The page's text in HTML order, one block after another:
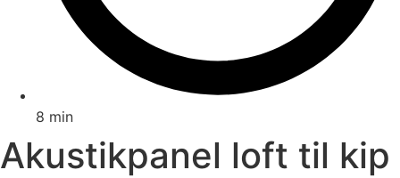
8 min
Akustikpanel loft til kip